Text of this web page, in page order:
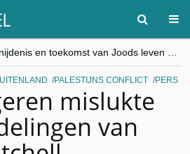
“Besnijdenisdebat toont hoe moeilijk seculiere Westen minderheden begrijpt”, Jinnih Beels (Vooruit)
CITYTRIP | ROEMENIË – Boekarest: de verrassing van Oost-Europa
PALESTIJNS CONFLICT PERS
mislukte
van